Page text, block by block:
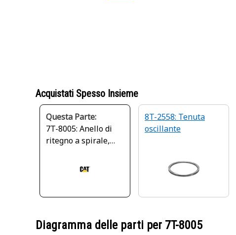
Acquistati Spesso Insieme
Questa Parte:
7T-8005: Anello di
ritegno a spirale,
423,67 mm
8T-2558: Tenuta
oscillante
Diagramma delle parti per 7T-8005